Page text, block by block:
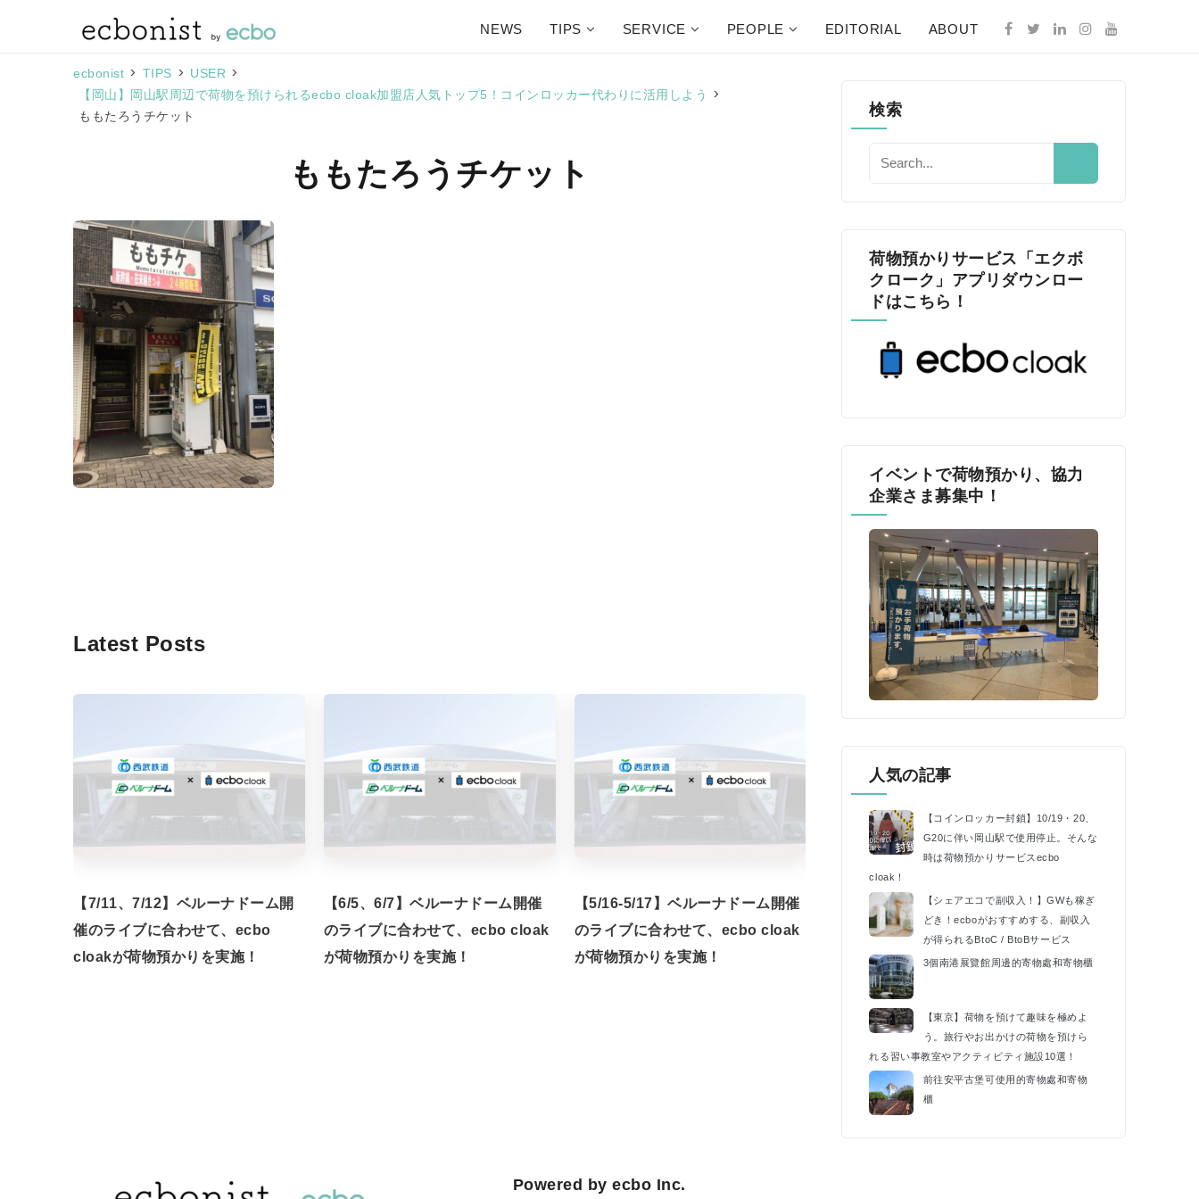
NEWS TIPS SERVICE PEOPLE EDITORIAL ABOUT
ecbonist > TIPS > USER >
【岡山】岡山駅周辺で荷物を預けられるecbo cloak加盟店人気トップ5！コインロッカー代わりに活用しよう
>
ももたろうチケット
ももたろうチケット
Latest Posts
【7/11、7/12】ベルーナドーム開
催のライブに合わせて、ecbo
cloakが荷物預かりを実施！
【6/5、6/7】ベルーナドーム開催
のライブに合わせて、ecbo cloak
が荷物預かりを実施！
【5/16-5/17】ベルーナドーム開催
のライブに合わせて、ecbo cloak
が荷物預かりを実施！
検索
荷物預かりサービス「エクボ
クローク」アプリダウンロー
ドはこちら！
イベントで荷物預かり、協力
企業さま募集中！
人気の記事
【コインロッカー封鎖】10/19・20、
G20に伴い岡山駅で使用停止。そんな
時は荷物預かりサービスecbo
cloak！
【シェアエコで副収入！】GWも稼ぎ
どき！ecboがおすすめする、副収入
が得られるBtoC / BtoBサービス
3個南港展覽館周邊的寄物處和寄物櫃
【東京】荷物を預けて趣味を極めよ
う。旅行やお出かけの荷物を預けら
れる習い事教室やアクティビティ施設10選！
前往安平古堡可使用的寄物處和寄物
櫃
Powered by ecbo Inc.